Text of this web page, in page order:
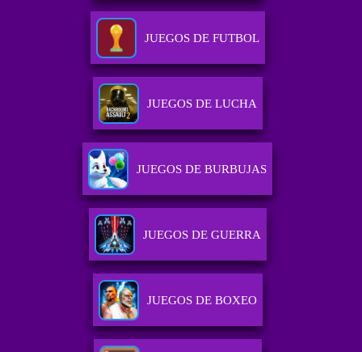
JUEGOS DE FUTBOL
JUEGOS DE LUCHA
JUEGOS DE BURBUJAS
JUEGOS DE GUERRA
JUEGOS DE BOXEO